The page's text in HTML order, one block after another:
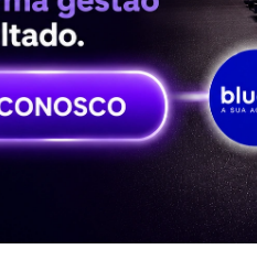
de IA de
academias é uma
e apoiar a
tradicional, um agente
relevantes e
uma extensão da equipe
organizar